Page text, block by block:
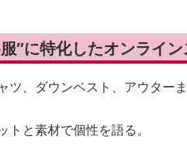
”に特化したオンライン
ツ、ダウンベスト、アウターま
と素材で個性を語る。